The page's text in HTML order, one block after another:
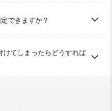
できますか？
けてしまったらどうすれば